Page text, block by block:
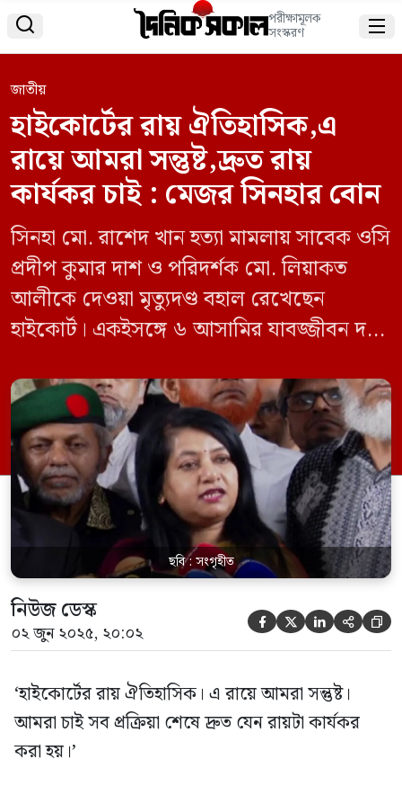
 পরীক্ষামূলক
সংস্করণ 
জাতীয়
হাইকোর্টের রায় ঐতিহাসিক,এ
রায়ে আমরা সন্তুষ্ট,দ্রুত রায়
কার্যকর চাই : মেজর সিনহার বোন
সিনহা মো. রাশেদ খান হত্যা মামলায় সাবেক ওসি
প্রদীপ কুমার দাশ ও পরিদর্শক মো. লিয়াকত
আলীকে দেওয়া মৃত্যুদণ্ড বহাল রেখেছেন
হাইকোর্ট। একইসঙ্গে ৬ আসামির যাবজ্জীবন দণ্ড
আসামির ৫০ হাজার টাকার জরিমানার আদেশ
বহাল রাখা হয়েছে রায়ে।
ছবি : সংগৃহীত
নিউজ ডেস্ক
০২ জুন ২০২৫, ২০:০২     
‘হাইকোর্টের রায় ঐতিহাসিক। এ রায়ে আমরা সন্তুষ্ট।
আমরা চাই সব প্রক্রিয়া শেষে দ্রুত যেন রায়টা কার্যকর
করা হয়।’